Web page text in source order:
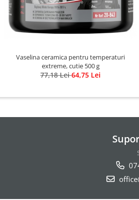
Vaselina ceramica pentru temperaturi
extreme, cutie 500 g
77,18 Lei64,75 Lei